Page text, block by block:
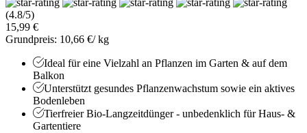
(4.8/5)
15,99 €
Grundpreis: 10,66 €/ kg
Ideal für eine Vielzahl an Pflanzen im Garten & auf dem
Balkon
Unterstützt gesundes Pflanzenwachstum sowie ein aktives
Bodenleben
Tierfreier Bio-Langzeitdünger - unbedenklich für Haus- &
Gartentiere